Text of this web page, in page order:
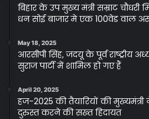
बिहार के उप मुख्य मंत्री सम्राट
धन सोई बाजार मे एक 100वेड वाल
May 18, 2025
आरसीपी सिंह, जदयू के पूर्व राष्ट्रीय
सुराज पार्टी में शामिल हो गए हैं
April 20, 2025
हज-2025 की तैयारियों की मुख्यमंत्री
दुरुस्त करने की सख्त हिदायत